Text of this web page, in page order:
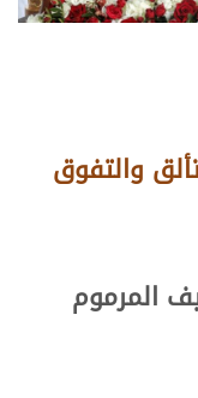
والتفوق
المرموم